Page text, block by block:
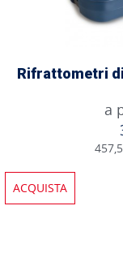
Rifrattometri
a
ACQUISTA